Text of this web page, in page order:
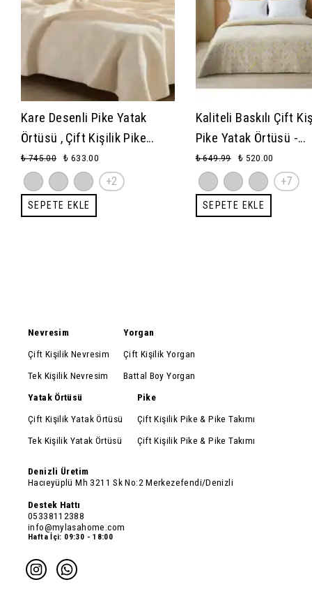
Kare Desenli Pike Yatak
Örtüsü , Çift Kişilik Pike
200x230 cm, 100% Pamuk,
Hafif 4 Mevsim Kullanım
₺ 745.00 ₺ 633.00
+2
SEPETE EKLE
Kaliteli Baskılı Çift
Pike Yatak Örtüsü -
Pamuk,Yazlık pikeler
200x240 cm
₺ 649.99 ₺ 520.00
+7
SEPETE EKLE
Nevresim
Çift Kişilik Nevresim
Tek Kişilik Nevresim
Yorgan
Çift Kişilik Yorgan
Battal Boy Yorgan
Yatak Örtüsü
Çift Kişilik Yatak Örtüsü
Tek Kişilik Yatak Örtüsü
Pike
Çift Kişilik Pike & Pike Takımı
Çift Kişilik Pike & Pike Takımı
Denizli Üretim
Hacıeyüplü Mh 3211 Sk No:2 Merkezefendi/Denizli
Destek Hattı
05338112388
info@mylasahome.com
Hafta İçi: 09:30 - 18:00